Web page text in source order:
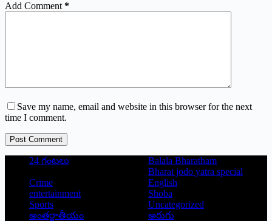
Add Comment *
Save my name, email and website in this browser for the next
time I comment.
Post Comment
24 గంటలు
Balala Bharatham
Bharat jodo yatra special
Crime
English
entertainment
Shoba
Sports
Uncategorized
అంతర్జాతీయం
అరుగు